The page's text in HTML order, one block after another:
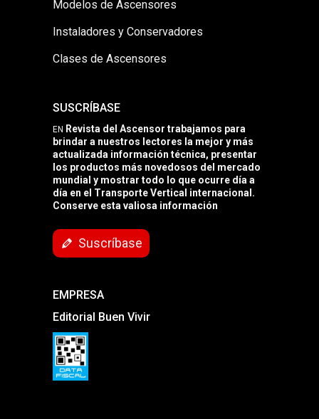
Modelos de Ascensores
Instaladores y Conservadores
Clases de Ascensores
SUSCRÍBASE
EN Revista del Ascensor trabajamos para
brindar a nuestros lectores la mejor y más
actualizada información técnica, presentar
los productos más novedosos del mercado
mundial y mostrar todo lo que ocurre día a
día en el Transporte Vertical internacional.
Conserve esta valiosa información
Suscríbase
EMPRESA
Editorial Buen Vivir